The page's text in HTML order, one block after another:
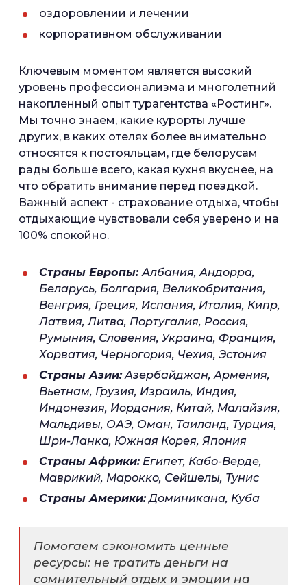
оздоровлении и лечении
корпоративном обслуживании
Ключевым моментом является высокий
уровень профессионализма и многолетний
накопленный опыт турагентства «Ростинг».
Мы точно знаем, какие курорты лучше
других, в каких отелях более внимательно
относятся к постояльцам, где белорусам
рады больше всего, какая кухня вкуснее, на
что обратить внимание перед поездкой.
Важный аспект - страхование отдыха, чтобы
отдыхающие чувствовали себя уверено и на
100% спокойно.
Страны Европы:Албания, Андорра,
Беларусь, Болгария, Великобритания,
Венгрия, Греция, Испания, Италия, Кипр,
Латвия, Литва, Португалия, Россия,
Румыния, Словения, Украина, Франция,
Хорватия, Черногория, Чехия, Эстония
Страны Азии:Азербайджан, Армения,
Вьетнам, Грузия, Израиль, Индия,
Индонезия, Иордания, Китай, Малайзия,
Мальдивы, ОАЭ, Оман, Таиланд, Турция,
Шри-Ланка, Южная Корея, Япония
Страны Африки:Египет, Кабо-Верде,
Маврикий, Марокко, Сейшелы, Тунис
Страны Америки:Доминикана, Куба
Помогаем сэкономить ценные
ресурсы: не тратить деньги на
сомнительный отдых и эмоции на